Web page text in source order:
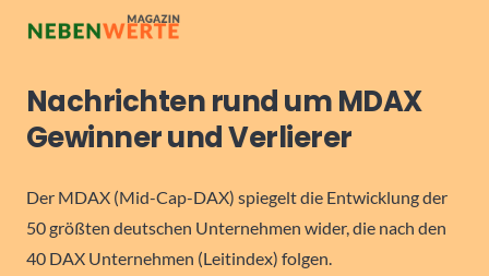
Nachrichten rund um MDAX
Gewinner und Verlierer
Der MDAX (Mid-Cap-DAX) spiegelt die Entwicklung der
50 größten deutschen Unternehmen wider, die nach den
40 DAX Unternehmen (Leitindex) folgen.